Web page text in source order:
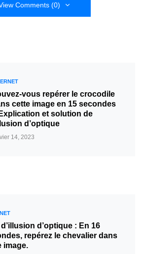
Comments (0)
vous repérer le crocodile
cette image en 15 secondes
et solution de
d’optique
14, 2023
d’optique : En 16
repérez le chevalier dans
image.